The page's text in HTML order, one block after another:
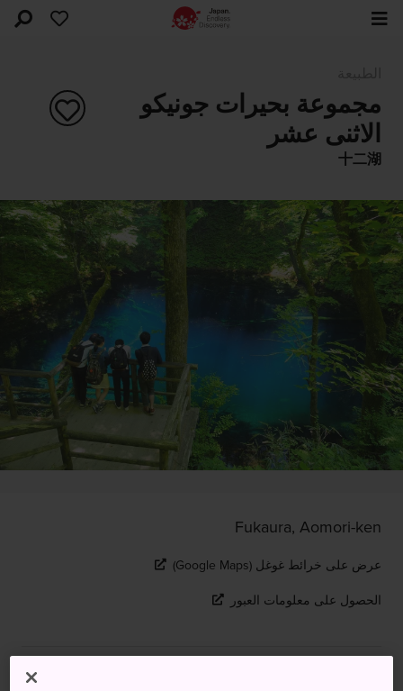
مجموعة بحيرات جونيكو
الاثنى عشر
十二湖
Fukaura, Aomori-ken
عرض على خرائط غوغل (Google Maps)
الحصول على معلومات العبور